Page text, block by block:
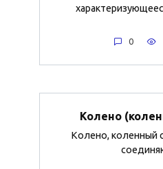
0
Колено
Колено, коленный